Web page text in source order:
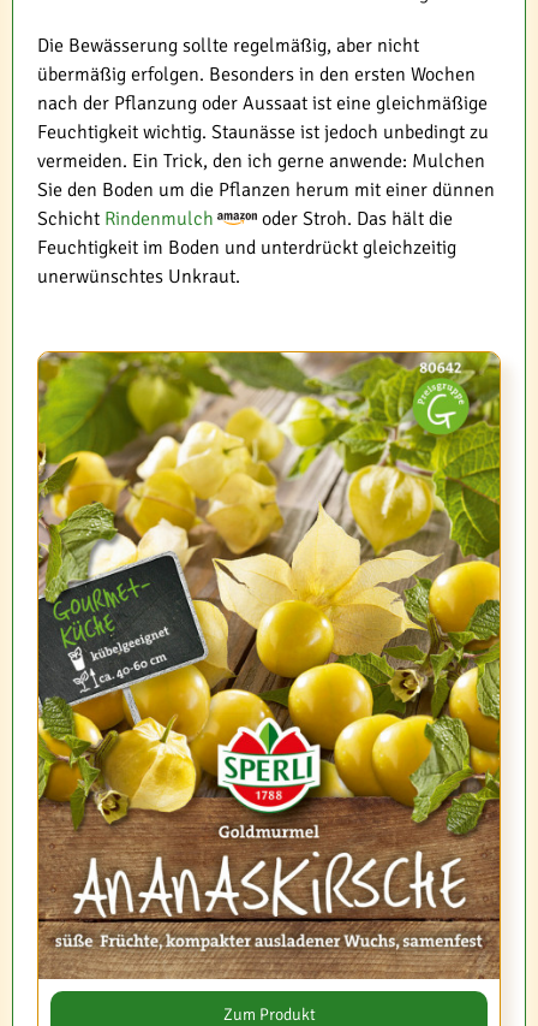
Die Bewässerung sollte regelmäßig, aber nicht
übermäßig erfolgen. Besonders in den ersten Wochen
nach der Pflanzung oder Aussaat ist eine gleichmäßige
Feuchtigkeit wichtig. Staunässe ist jedoch unbedingt zu
vermeiden. Ein Trick, den ich gerne anwende: Mulchen
Sie den Boden um die Pflanzen herum mit einer dünnen
Schicht Rindenmulch
oder Stroh. Das hält die
Feuchtigkeit im Boden und unterdrückt gleichzeitig
unerwünschtes Unkraut.
Zum Produkt